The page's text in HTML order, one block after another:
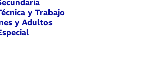
y Trabajo
y Adultos